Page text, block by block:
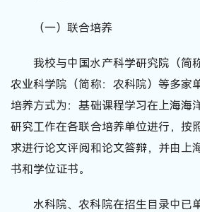
（一）联合培养
我校与中国水产科学研究院（简
农业科学院（简称：农科院）等多家
培养方式为：基础课程学习在上海海
研究工作在各联合培养单位进行，按
求进行论文评阅和论文答辩，并由上
书和学位证书。
水科院、农科院在招生目录中已